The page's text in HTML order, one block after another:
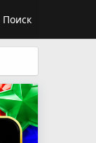
Поиск